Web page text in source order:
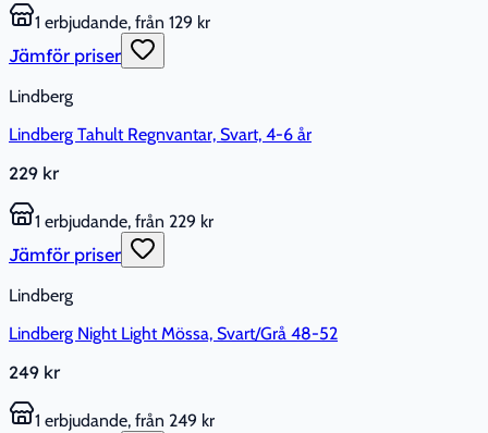
1 erbjudande, från 129 kr
Jämför priser
Lindberg
Lindberg Tahult Regnvantar, Svart, 4-6 år
229 kr
1 erbjudande, från 229 kr
Jämför priser
Lindberg
Lindberg Night Light Mössa, Svart/Grå 48-52
249 kr
1 erbjudande, från 249 kr